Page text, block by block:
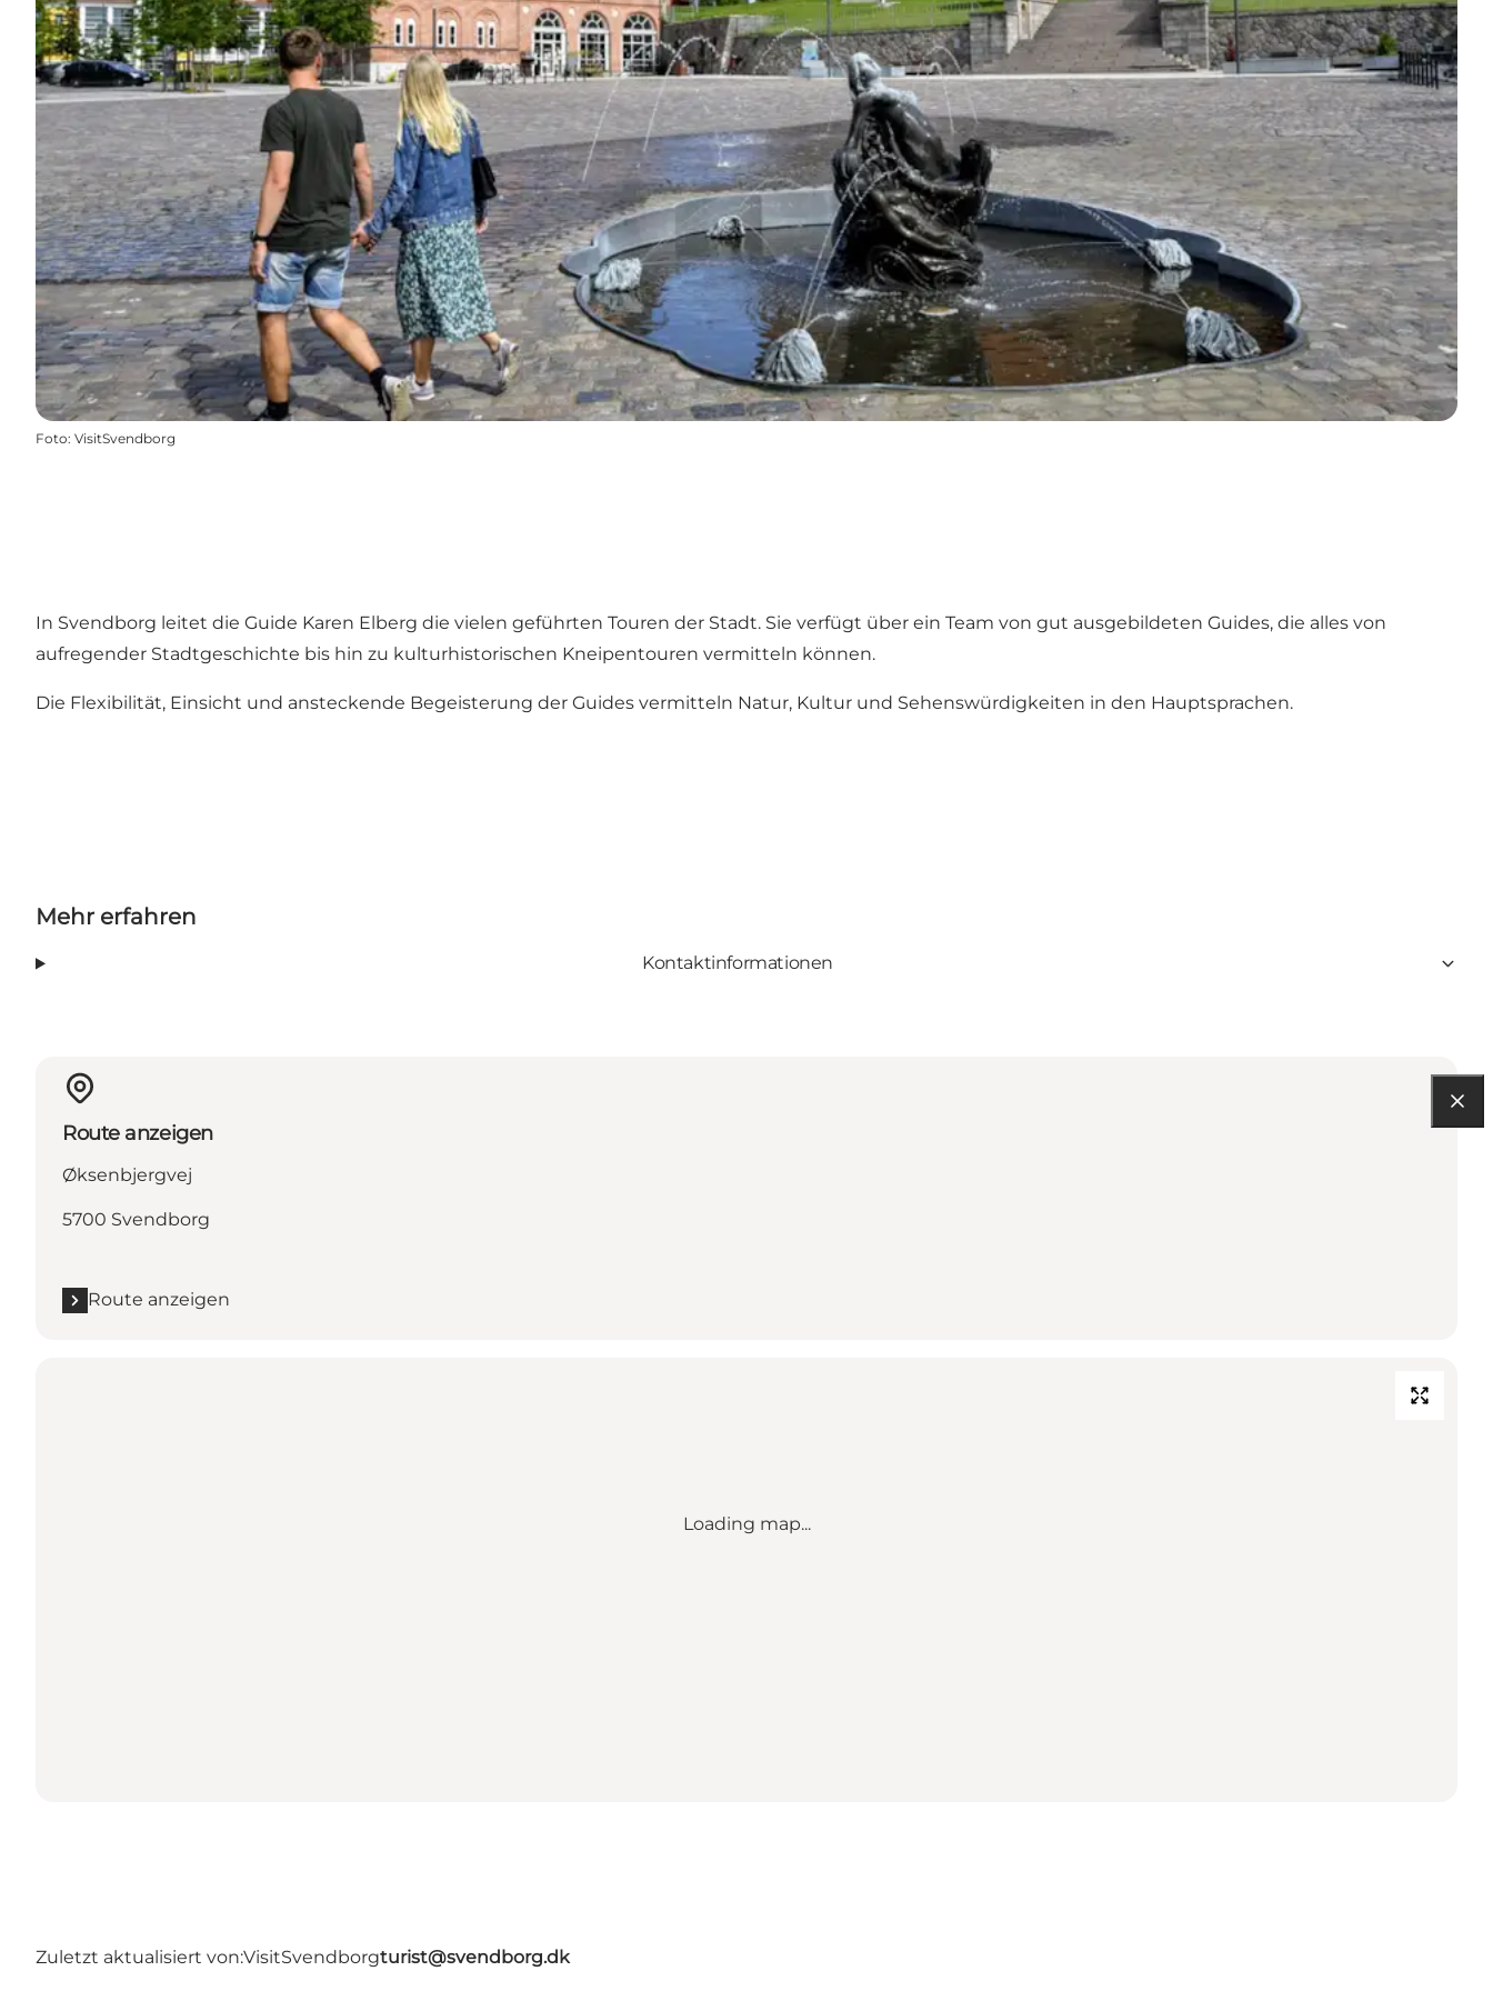
Foto: VisitSvendborg
In Svendborg leitet die Guide Karen Elberg die vielen geführten Touren der Stadt. Sie verfügt über ein Team von gut ausgebildeten Guides, die alles von
aufregender Stadtgeschichte bis hin zu kulturhistorischen Kneipentouren vermitteln können.
Die Flexibilität, Einsicht und ansteckende Begeisterung der Guides vermitteln Natur, Kultur und Sehenswürdigkeiten in den Hauptsprachen.
Mehr erfahren
Kontaktinformationen
Route anzeigen
Øksenbjergvej
5700 Svendborg
Route anzeigen
Loading map...
Zuletzt aktualisiert von:VisitSvendborgturist@svendborg.dk